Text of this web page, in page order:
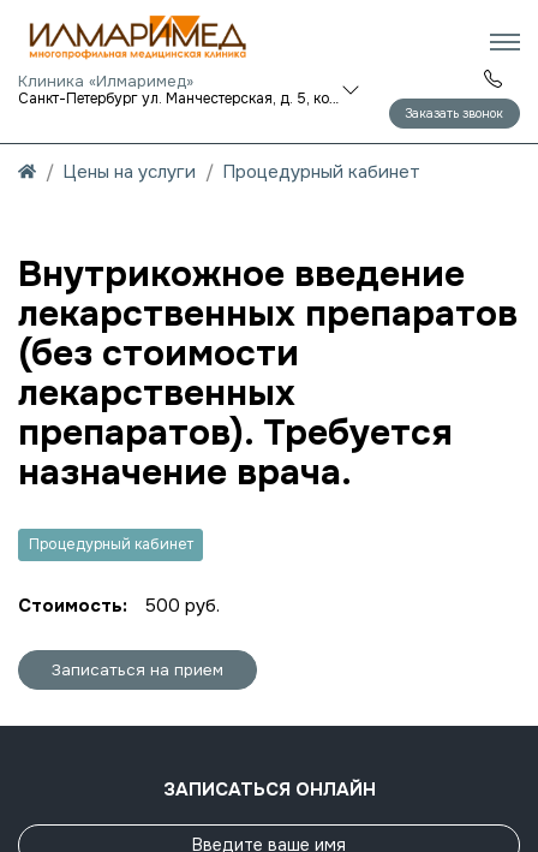
Клиника «Илмаримед»
Санкт-Петербург ул. Манчестерская, д. 5, корп. 1
Заказать звонок
Цены на услуги Процедурный кабинет
Внутрикожное введение
лекарственных препаратов
(без стоимости
лекарственных
препаратов). Требуется
назначение врача.
Процедурный кабинет
Стоимость: 500 руб.
Записаться на прием
ЗАПИСАТЬСЯ ОНЛАЙН